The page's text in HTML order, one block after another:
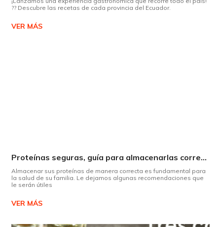
?? Descubre las recetas de cada provincia del Ecuador.
VER MÁS
Proteínas seguras, guía para almacenarlas correctamente Copiar
Almacenar sus proteínas de manera correcta es fundamental para
la salud de su familia. Le dejamos algunas recomendaciones que
le serán útiles
VER MÁS